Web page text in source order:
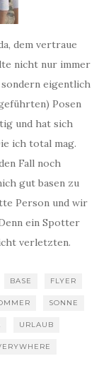
dem vertraue
nicht nur immer
sondern eigentlich
Posen
und hat sich
ich total mag.
Fall noch
gut basen zu
Person und wir
ein Spotter
verletzten.
BASE FLYER
SONNE
URLAUB